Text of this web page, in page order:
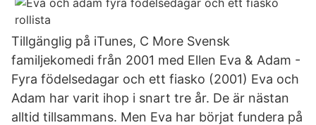
Tillgänglig på iTunes, C More Svensk
familjekomedi från 2001 med Ellen Eva & Adam -
Fyra födelsedagar och ett fiasko (2001) Eva och
Adam har varit ihop i snart tre år. De är nästan
alltid tillsammans. Men Eva har börjat fundera på